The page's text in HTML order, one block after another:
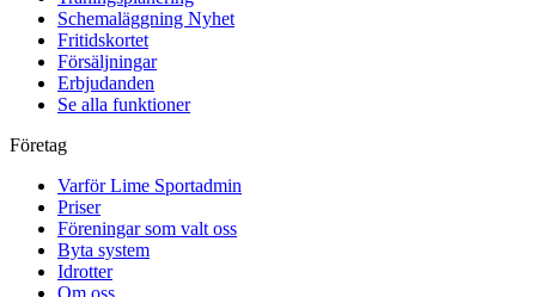
Schemaläggning Nyhet
Fritidskortet
Försäljningar
Erbjudanden
Se alla funktioner
Företag
Varför Lime Sportadmin
Priser
Föreningar som valt oss
Byta system
Idrotter
Om oss